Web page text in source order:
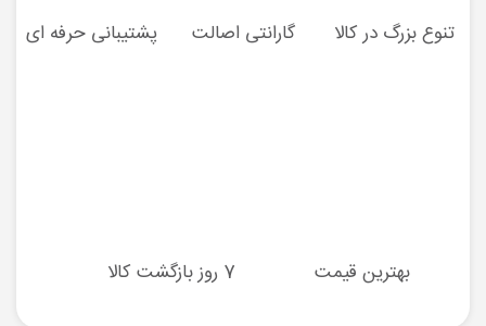
تنوع بزرگ در کالا گارانتی اصالت پشتیبانی حرفه ای
بهترین قیمت 7 روز بازگشت کالا